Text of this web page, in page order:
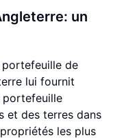
un
portefeuille de
lui fournit
portefeuille
et des terres dans
les plus